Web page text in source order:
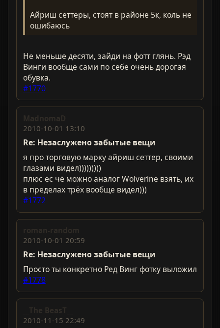
Айриш сеттеры, стоят в районе 5к, коль не
ошибаюсь
Не меньше десяти, зайди на фотт глянь. Рэд
Винги вообще сами по себе очень дорогая
обувка.
#1770
MadnomaD
2010-10-01 13:10
Re: Незаслужено забытые вещи
я про торговую марку айриш сеттер, своими
глазами видел)))))))))
плюс ес чё можно аналог Wolverine взять, их
в пределах трёх вообще видел)))
#1772
roman-random
2010-10-01 20:59
Re: Незаслужено забытые вещи
Просто ты конкретно Ред Винг фотку выложил
#1778
__The BeasT__
2010-11-15 22:49